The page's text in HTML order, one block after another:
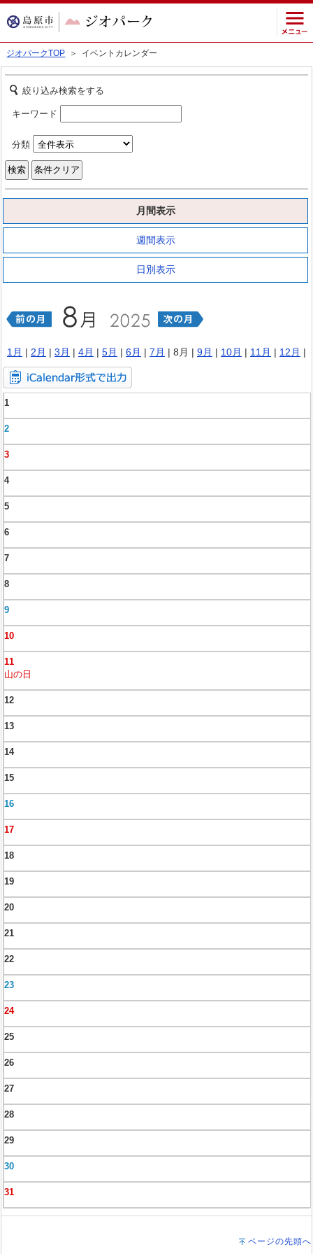
ジオパークTOP ＞ イベントカレンダー
絞り込み検索をする
キーワード
分類
月間表示
週間表示
日別表示
1月 | 2月 | 3月 | 4月 | 5月 | 6月 | 7月 | 8月 | 9月 | 10月 | 11月 | 12月 |
1
2
3
4
5
6
7
8
9
10
11
山の日
12
13
14
15
16
17
18
19
20
21
22
23
24
25
26
27
28
29
30
31
ページの先頭へ